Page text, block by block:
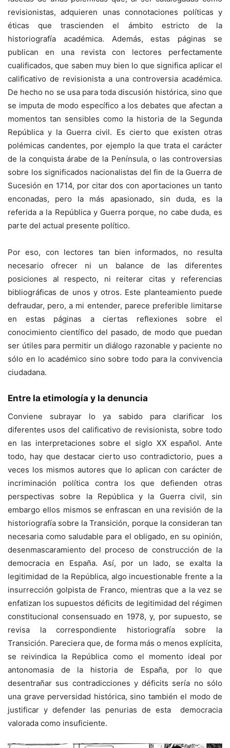
revisionistas, adquieren unas connotaciones políticas y
éticas que trascienden el ámbito estricto de la
historiografía académica. Además, estas páginas se
publican en una revista con lectores perfectamente
cualificados, que saben muy bien lo que significa aplicar el
calificativo de revisionista a una controversia académica.
De hecho no se usa para toda discusión histórica, sino que
se imputa de modo específico a los debates que afectan a
momentos tan sensibles como la historia de la Segunda
República y la Guerra civil. Es cierto que existen otras
polémicas candentes, por ejemplo la que trata el carácter
de la conquista árabe de la Península, o las controversias
sobre los significados nacionalistas del fin de la Guerra de
Sucesión en 1714, por citar dos con aportaciones un tanto
enconadas, pero la más apasionado, sin duda, es la
referida a la República y Guerra porque, no cabe duda, es
parte del actual presente político.
Por eso, con lectores tan bien informados, no resulta
necesario ofrecer ni un balance de las diferentes
posiciones al respecto, ni reiterar citas y referencias
bibliográficas de unos y otros. Este planteamiento puede
defraudar, pero, a mi entender, parece preferible limitarse
en estas páginas a ciertas reflexiones sobre el
conocimiento científico del pasado, de modo que puedan
ser útiles para permitir un diálogo razonable y paciente no
sólo en lo académico sino sobre todo para la convivencia
ciudadana.
Entre la etimología y la denuncia
Conviene subrayar lo ya sabido para clarificar los
diferentes usos del calificativo de revisionista, sobre todo
en las interpretaciones sobre el siglo XX español. Ante
todo, hay que destacar cierto uso contradictorio, pues a
veces los mismos autores que lo aplican con carácter de
incriminación política contra los que defienden otras
perspectivas sobre la República y la Guerra civil, sin
embargo ellos mismos se enfrascan en una revisión de la
historiografía sobre la Transición, porque la consideran tan
necesaria como saludable para el obligado, en su opinión,
desenmascaramiento del proceso de construcción de la
democracia en España. Así, por un lado, se exalta la
legitimidad de la República, algo incuestionable frente a la
insurrección golpista de Franco, mientras que a la vez se
enfatizan los supuestos déficits de legitimidad del régimen
constitucional consensuado en 1978, y, por supuesto, se
revisa la correspondiente historiografía sobre la
Transición. Pareciera que, de forma más o menos explícita,
se reivindica la República como el momento ideal por
antonomasia de la historia de España, por lo que
desentrañar sus contradicciones y déficits sería no sólo
una grave perversidad histórica, sino también el modo de
justificar y defender las penurias de esta democracia
valorada como insuficiente.